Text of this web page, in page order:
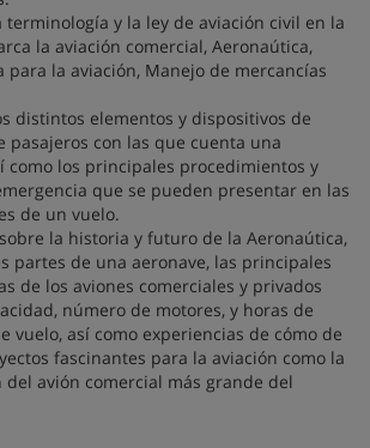
terminología y la ley de aviación civil en la
la aviación comercial, Aeronaútica,
para la aviación, Manejo de mercancías
distintos elementos y dispositivos de
pasajeros con las que cuenta una
como los principales procedimientos y
que se pueden presentar en las
de un vuelo.
la historia y futuro de la Aeronaútica,
partes de una aeronave, las principales
de los aviones comerciales y privados
número de motores, y horas de
vuelo, así como experiencias de cómo de
fascinantes para la aviación como la
del avión comercial más grande del